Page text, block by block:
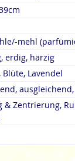
mehl
erdig, harzig
Blüte, Lavendel
& Zentrierung,